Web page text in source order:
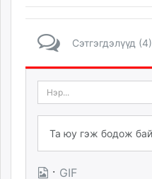
Сэтгэгдэлүүд (4)
· GIF